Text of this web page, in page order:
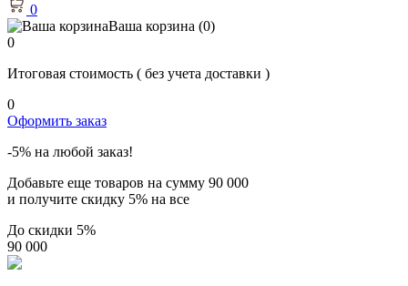
0
Ваша корзина (0)
0
Итоговая стоимость ( без учета доставки )
0
Оформить заказ
-5% на любой заказ!
Добавьте еще товаров на сумму 90 000
и получите скидку 5% на все
До скидки 5%
90 000